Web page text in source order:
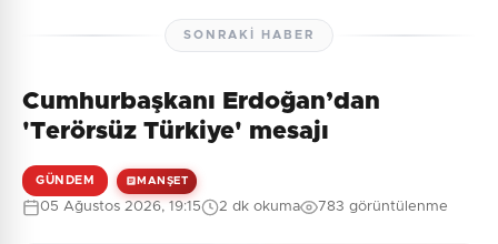
SONRAKI HABER
Cumhurbaşkanı Erdoğan’dan
'Terörsüz Türkiye' mesajı
GÜNDEM MANŞET
05 Ağustos 2026, 19:15 2 dk okuma 783 görüntülenme